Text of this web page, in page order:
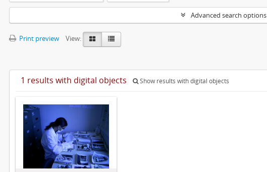
Advanced search options
Print preview
View:
1 results with digital objects Show results with digital objects